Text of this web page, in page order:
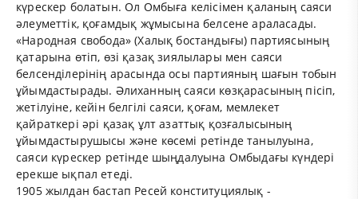
күрескер болатын. Ол Омбыға келісімен қаланың саяси
әлеуметтік, қоғамдық жұмысына белсене араласады.
«Народная свобода» (Халық бостандығы) партиясының
қатарына өтіп, өзі қазақ зиялылары мен саяси
белсенділерінің арасында осы партияның шағын тобын
ұйымдастырады. Әлиханның саяси көзқарасының пісіп,
жетілуіне, кейін белгілі саяси, қоғам, мемлекет
қайраткері әрі қазақ ұлт азаттық қозғалысының
ұйымдастырушысы және көсемі ретінде танылуына,
саяси күрескер ретінде шыңдалуына Омбыдағы күндері
ерекше ықпал етеді.
1905 жылдан бастап Ресей конституциялық -